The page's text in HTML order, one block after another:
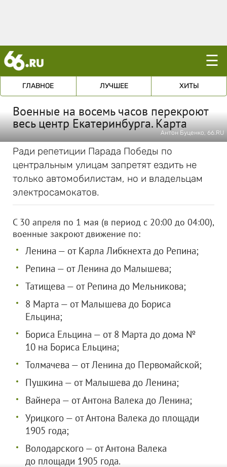
☰
ГЛАВНОЕ ЛУЧШЕЕ ХИТЫ
Военные на восемь часов перекроют
весь центр Екатеринбурга. Карта
Антон Буценко, 66.RU
Ради репетиции Парада Победы по
центральным улицам запретят ездить не
только автомобилистам, но и владельцам
электросамокатов.
С 30 апреля по 1 мая (в период с 20:00 до 04:00),
военные закроют движение по:
Ленина — от Карла Либкнехта до Репина;
Репина — от Ленина до Малышева;
Татищева — от Репина до Мельникова;
8 Марта — от Малышева до Бориса
Ельцина;
Бориса Ельцина — от 8 Марта до дома №
10 на Бориса Ельцина;
Толмачева — от Ленина до Первомайской;
Пушкина — от Малышева до Ленина;
Вайнера — от Антона Валека до Ленина;
Урицкого — от Антона Валека до площади
1905 года;
Володарского — от Антона Валека
до площади 1905 года.